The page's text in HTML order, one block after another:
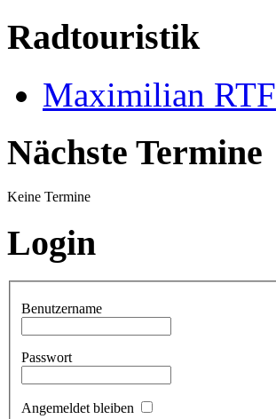
Radtouristik
Maximilian RTF
Nächste Termine
Keine Termine
Login
Benutzername
Passwort
Angemeldet bleiben